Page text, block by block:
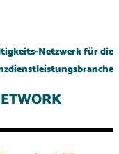
Netzwerk für die